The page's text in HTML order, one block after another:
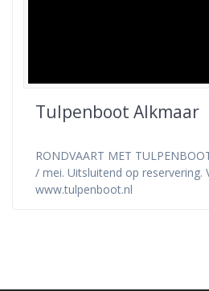
Tulpenboot Alkmaar
RONDVAART MET
/ mei. Uitsluitend op reservering.
www.tulpenboot.nl